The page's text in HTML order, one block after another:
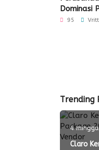
Dominasi
Konsumen
95
Trending
4
Claro